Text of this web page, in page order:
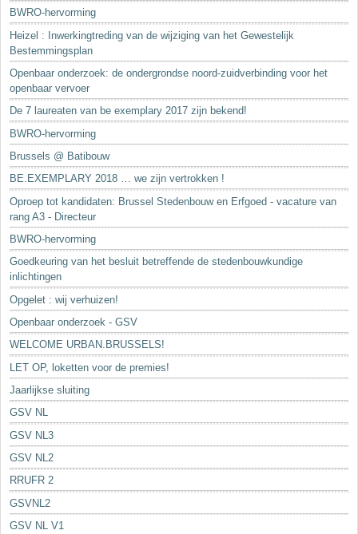
BWRO-hervorming
Heizel : Inwerkingtreding van de wijziging van het Gewestelijk
Bestemmingsplan
Openbaar onderzoek: de ondergrondse noord-zuidverbinding voor het
openbaar vervoer
De 7 laureaten van be exemplary 2017 zijn bekend!
BWRO-hervorming
Brussels @ Batibouw
BE.EXEMPLARY 2018 … we zijn vertrokken !
Oproep tot kandidaten: Brussel Stedenbouw en Erfgoed - vacature van
rang A3 - Directeur
BWRO-hervorming
Goedkeuring van het besluit betreffende de stedenbouwkundige
inlichtingen
Opgelet : wij verhuizen!
Openbaar onderzoek - GSV
WELCOME URBAN.BRUSSELS!
LET OP, loketten voor de premies!
Jaarlijkse sluiting
GSV NL
GSV NL3
GSV NL2
RRUFR 2
GSVNL2
GSV NL V1